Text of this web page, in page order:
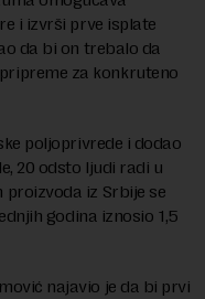
i izvrši prve isplate
da bi on trebalo da
za konkruteno
poljoprivrede i dodao
20 odsto ljudi radi u
iz Srbije se
godina iznosio 1,5
najavio je da bi prvi